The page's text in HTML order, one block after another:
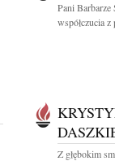
Pani Barbarze
współczucia
Z głębokim